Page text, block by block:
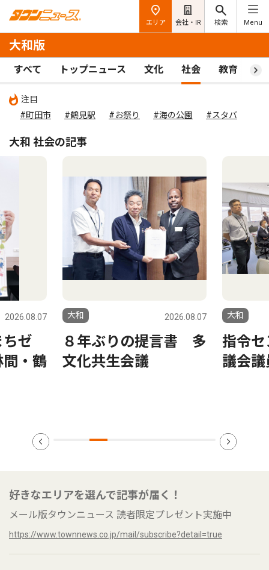
エリア 会社・IR 検索 Menu
大和版
すべて トップニュース 文化 社会 教育 ス
注目
#町田市
#鶴見駅 #お祭り #海の公園 #スタバ
大和 社会の記事
2026.08.07
ゼ
・鶴
大和 2026.08.07
８年ぶりの提言書 多
文化共生会議
大和
指令
議会
好きなエリアを選んで記事が届く！
メール版タウンニュース 読者限定プレゼント実施中
https://www.townnews.co.jp/mail/subscribe?detail=true